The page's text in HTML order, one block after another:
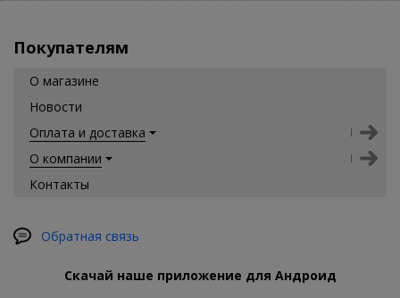
Покупателям
О магазине
Новости
Оплата и доставка
О компании
Контакты
Обратная связь
Скачай наше приложение для Андроид